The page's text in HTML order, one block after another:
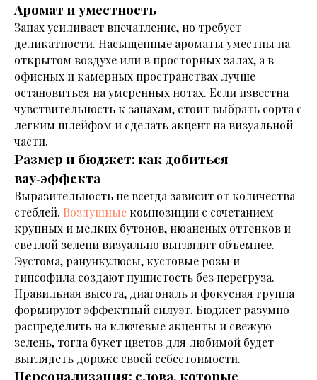
Аромат и уместность
Запах усиливает впечатление, но требует
деликатности. Насыщенные ароматы уместны на
открытом воздухе или в просторных залах, а в
офисных и камерных пространствах лучше
остановиться на умеренных нотах. Если известна
чувствительность к запахам, стоит выбрать сорта с
легким шлейфом и сделать акцент на визуальной
части.
Размер и бюджет: как добиться
вау‑эффекта
Выразительность не всегда зависит от количества
стеблей. Воздушные композиции с сочетанием
крупных и мелких бутонов, нюансных оттенков и
светлой зелени визуально выглядят объемнее.
Эустома, ранункулюсы, кустовые розы и
гипсофила создают пушистость без перегруза.
Правильная высота, диагональ и фокусная группа
формируют эффектный силуэт. Бюджет разумно
распределить на ключевые акценты и свежую
зелень, тогда букет цветов для любимой будет
выглядеть дороже своей себестоимости.
Персонализация: слова, которые